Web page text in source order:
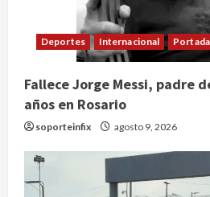
Deportes Internacional Portada
Fallece Jorge Messi, padre
años en Rosario
soporteinfix agosto 9, 2026